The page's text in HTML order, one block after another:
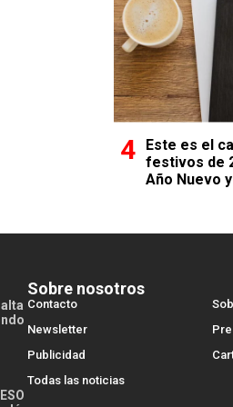
Este es el
festivos de
Año Nuevo
Sobre nosotros
Contacto
Newsletter
Publicidad
Todas las noticias